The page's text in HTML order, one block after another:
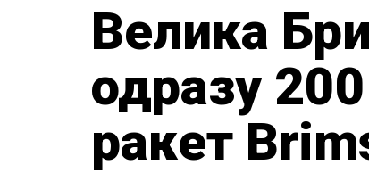
Велика
одразу
ракет